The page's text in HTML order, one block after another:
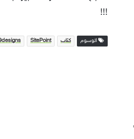
!!!
الوسوم كتاب SitePoint